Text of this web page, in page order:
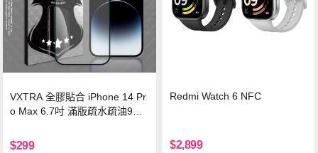
VXTRA 全膠貼合 iPhone 14 Pr
o Max 6.7吋 滿版疏水疏油9H
$299
Redmi Watch 6 NFC
$2,899